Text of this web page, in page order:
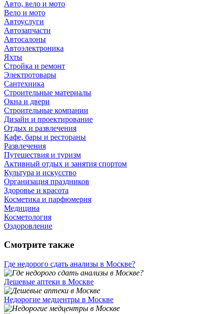
Авто, вело и мото
Вело и мото
Автоуслуги
Автозапчасти
Автосалоны
Автоэлектроника
Яхты
Стройка и ремонт
Электротовары
Сантехника
Строительные материалы
Окна и двери
Строительные компании
Дизайн и проектирование
Отдых и развлечения
Кафе, бары и рестораны
Развлечения
Путешествия и туризм
Активный отдых и занятия спортом
Культура и искусство
Организация праздников
Здоровье и красота
Косметика и парфюмерия
Медицина
Косметология
Оздоровление
Смотрите также
Где недорого сдать анализы в Москве?
Дешевые аптеки в Москве
Недорогие медцентры в Москве